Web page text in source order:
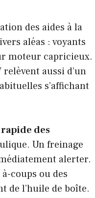
des aides à la
aléas : voyants
moteur capricieux.
aussi d’un
s’affichant
des
Un freinage
alerter.
coups ou des
de l’huile de boîte.